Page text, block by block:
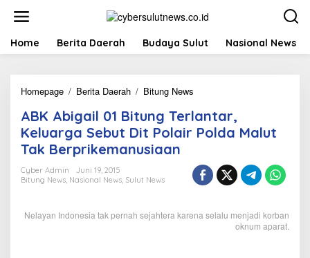
t
Home Berita Daerah Budaya Sulut Nasional News
Homepage / Berita Daerah / Bitung News
K
A
b
g
a
0
ABK Abigail 01 Bitung Terlantar,
Keluarga Sebut Dit Polair Polda Malut
Tak Berprikemanusiaan
Cyber Admin
Juni 19, 2015
Bitung News, Nasional News, Sulut News
Nelayan Indonesia tak pernah sejahtera karena selalu menjadi korban
oknum aparat.